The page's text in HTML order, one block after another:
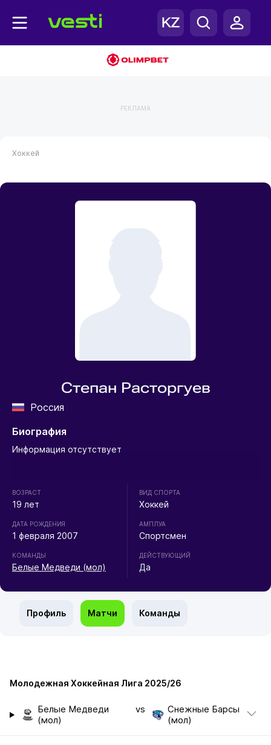
РЕКЛАМА
Хоккей
Степан Расторгуев
Россия
Биография
Информация отсутствует
ВОЗРАСТ
19 лет
ДАТА РОЖДЕНИЯ
1 февраля 2007
КОМАНДЫ
Белые Медведи (мол)
ВИД СПОРТА
Хоккей
АМПЛУА
Спортсмен
ДЕЙСТВУЮЩИЙ
Да
Профиль Матчи Команды
Молодежная Хоккейная Лига 2025/26
Белые Медведи
(мол)
vs
Снежные Барсы
(мол)